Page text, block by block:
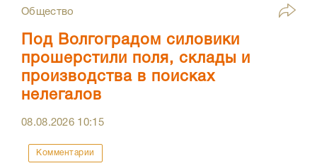
Общество
Под Волгоградом силовики
прошерстили поля, склады и
производства в поисках
нелегалов
08.08.2026 10:15
Комментарии